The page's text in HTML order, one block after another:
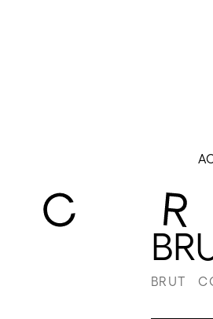
BRUT